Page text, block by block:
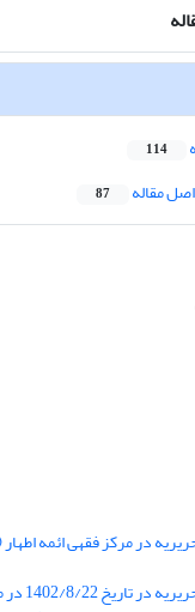
114
مقاله 87
در مرکز فقهی ائمه اطهار